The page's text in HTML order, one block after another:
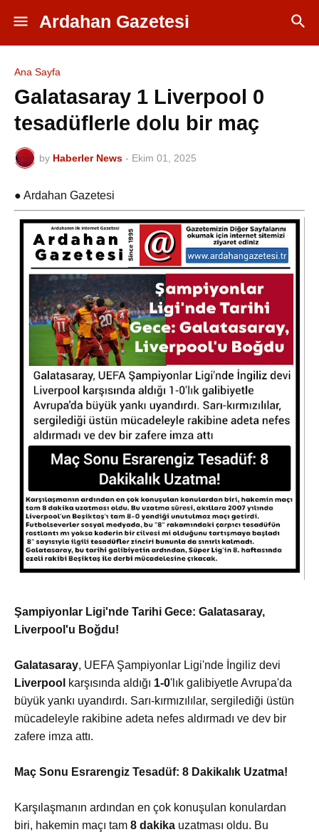
Ardahan Gazetesi
Ana Sayfa
Galatasaray 1 Liverpool 0
tesadüflerle dolu bir maç
by Haberler News - Ekim 01, 2025
● Ardahan Gazetesi
Şampiyonlar Ligi'nde Tarihi Gece: Galatasaray,
Liverpool'u Boğdu!
Galatasaray, UEFA Şampiyonlar Ligi'nde İngiliz devi
Liverpool karşısında aldığı 1-0'lık galibiyetle Avrupa'da
büyük yankı uyandırdı. Sarı-kırmızılılar, sergilediği üstün
mücadeleyle rakibine adeta nefes aldırmadı ve dev bir
zafere imza attı.
Maç Sonu Esrarengiz Tesadüf: 8 Dakikalık Uzatma!
Karşılaşmanın ardından en çok konuşulan konulardan
biri, hakemin maçı tam 8 dakika uzatması oldu. Bu